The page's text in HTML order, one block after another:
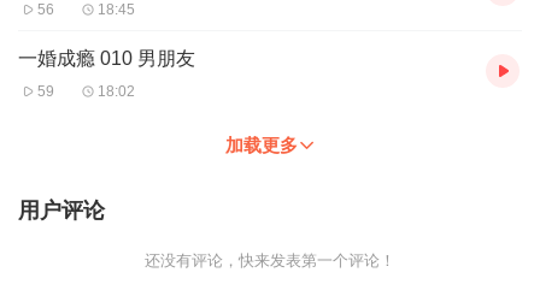
56 18:45
一婚成瘾 010 男朋友
59 18:02
加载更多
用户评论
还没有评论，快来发表第一个评论！